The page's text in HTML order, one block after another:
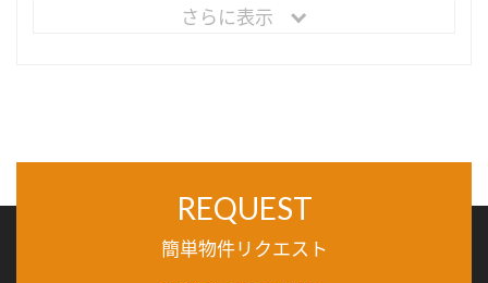
さらに表示
REQUEST
簡単物件リクエスト